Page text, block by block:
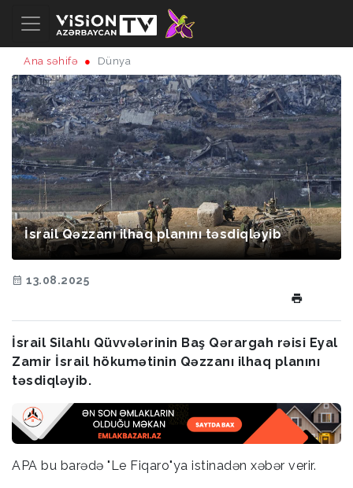
Ana səhifə Dünya
İsrail Qəzzanı ilhaq planını təsdiqləyib
13.08.2025
İsrail Silahlı Qüvvələrinin Baş Qərargah rəisi Eyal
Zamir İsrail hökumətinin Qəzzanı ilhaq planını
təsdiqləyib.
APA bu barədə "Le Fiqaro"ya istinadən xəbər verir.